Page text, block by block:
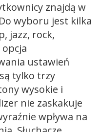
znajdą w
wyboru jest kilka
jazz, rock,
ustawień
tylko trzy
wysokie i
nie zaskakuje
wpływa na